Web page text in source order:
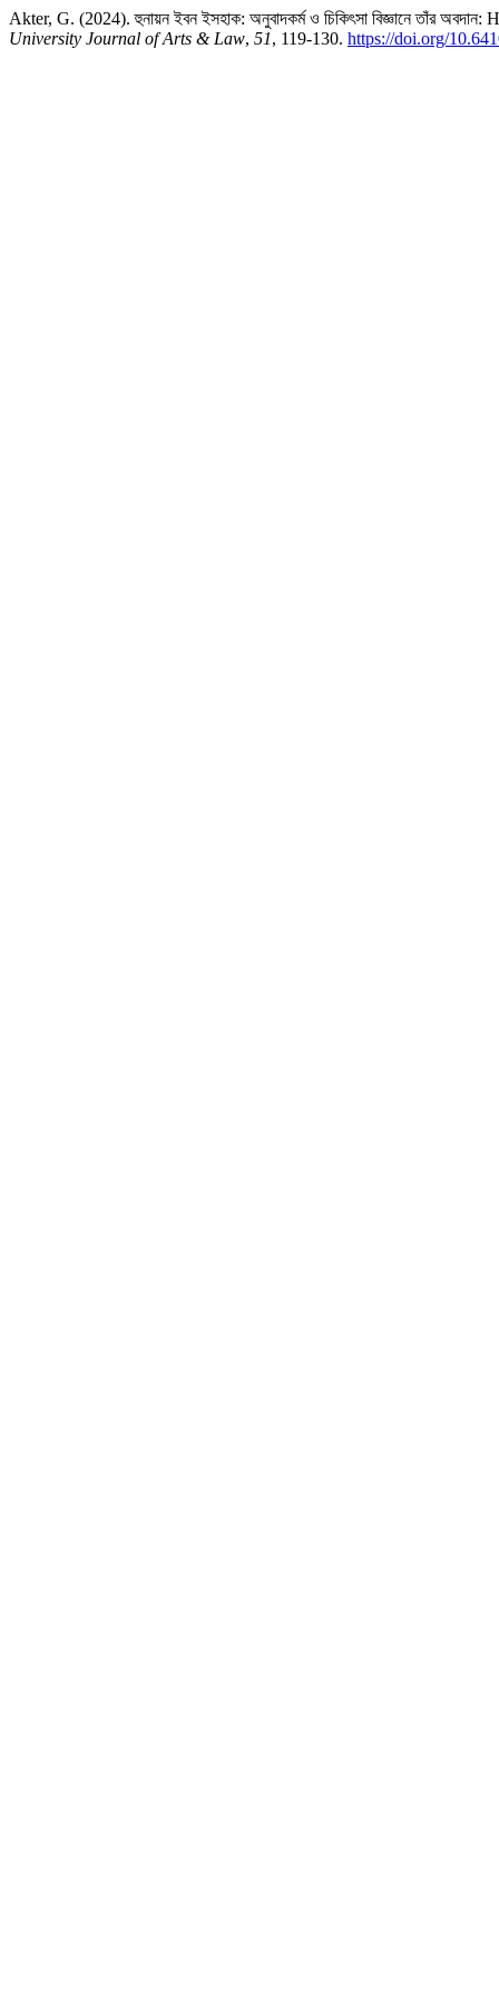
Akter, G. (2024). হুনায়ন ইবন ইসহাক: অনুবাদকর্ম ও চিকিৎসা বিজ্ঞানে তাঁর
University Journal of Arts & Law, 51, 119-130. https://doi.org/